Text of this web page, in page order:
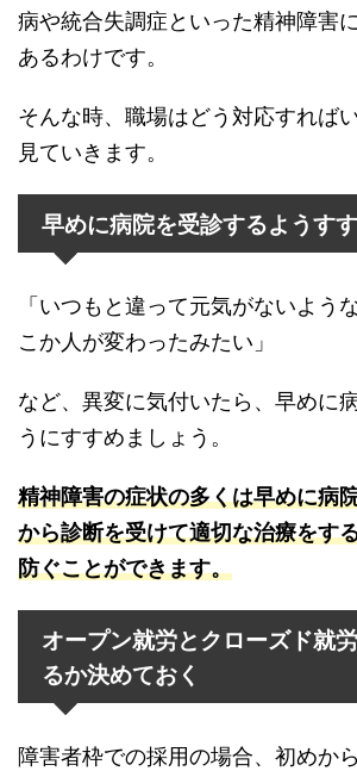
病や統合失調症といった精神障害
あるわけです。
そんな時、職場はどう対応すれば
見ていきます。
早めに病院を受診するようす
「いつもと違って元気がないよう
こか人が変わったみたい」
など、異変に気付いたら、早めに
うにすすめましょう。
精神障害の症状の多くは早めに病
から診断を受けて適切な治療をす
防ぐことができます。
オープン就労とクローズド就
るか決めておく
障害者枠での採用の場合、初めか